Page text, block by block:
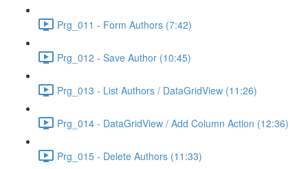
Prg_011 - Form Authors (7:42)
Prg_012 - Save Author (10:45)
Prg_013 - List Authors / DataGridView (11:26)
Prg_014 - DataGridView / Add Column Action (12:36)
Prg_015 - Delete Authors (11:33)